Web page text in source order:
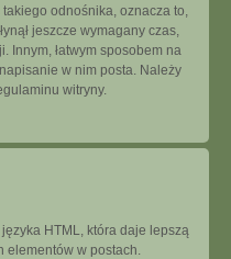
odnośnika, oznacza to,
jeszcze wymagany czas,
Innym, łatwym sposobem na
w nim posta. Należy
witryny.
HTML, która daje lepszą
elementów w postach.